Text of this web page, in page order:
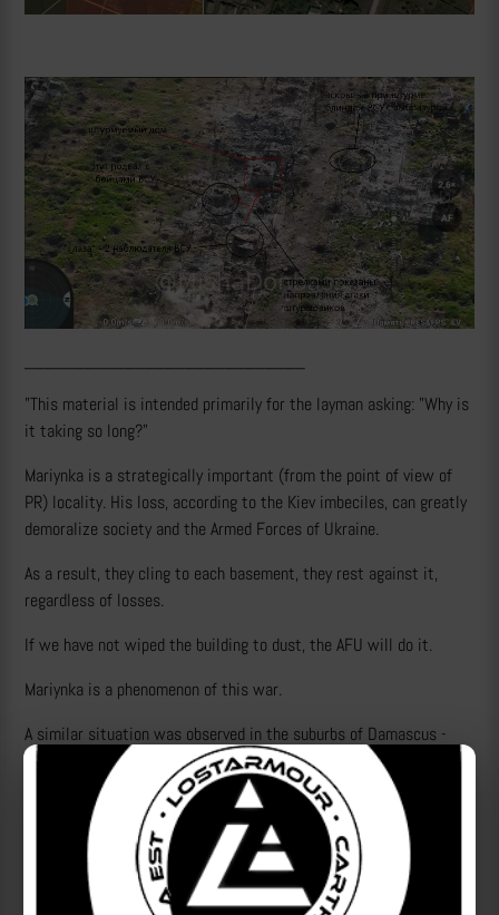
"This material is intended primarily for the layman asking: "Why is
it taking so long?"
Mariynka is a strategically important (from the point of view of
PR) locality. His loss, according to the Kiev imbeciles, can greatly
demoralize society and the Armed Forces of Ukraine.
As a result, they cling to each basement, they rest against it,
regardless of losses.
If we have not wiped the building to dust, the AFU will do it.
Mariynka is a phenomenon of this war.
A similar situation was observed in the suburbs of Damascus -
Jobar and Daraya (Al-Nusra terrorists held the defense). With the
difference that at least there were houses with several floors.
Here there are solid ruins and basements.
Before the liberation of Mariynka, it remains to take a couple of
hundred meters. Difficult and bloody meters. Almost under every